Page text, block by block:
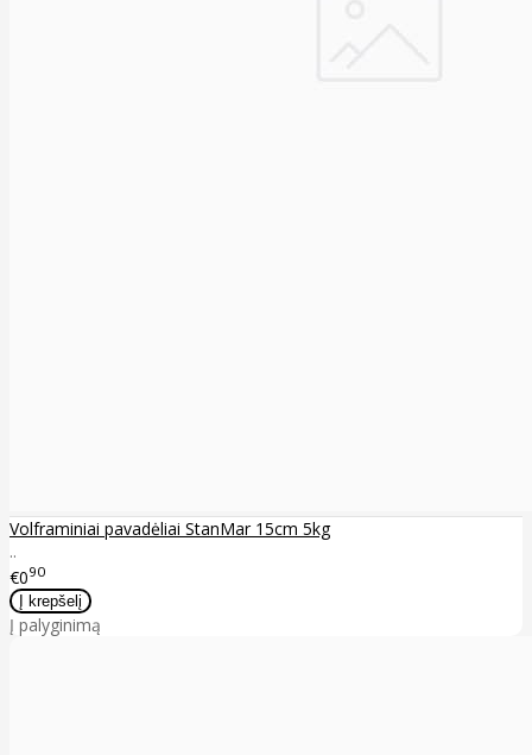
Volframiniai pavadėliai StanMar 15cm 5kg
..
€090
Į palyginimą